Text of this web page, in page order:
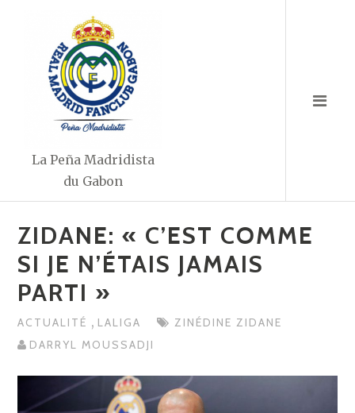
La Peña Madridista
du Gabon
ZIDANE: « C’EST COMME
SI JE N’ÉTAIS JAMAIS
PARTI »
ACTUALITÉ , LALIGA
ZINÉDINE ZIDANE
DARRYL MOUSSADJI